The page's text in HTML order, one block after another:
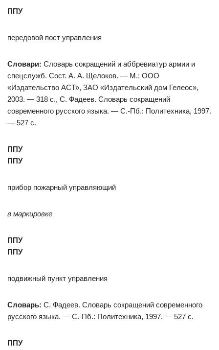
ППУ
передовой пост управления
Словари: Словарь сокращений и аббревиатур армии и
спецслужб. Сост. А. А. Щелоков. — М.: ООО
«Издательство АСТ», ЗАО «Издательский дом Гелеос»,
2003. — 318 с., С. Фадеев. Словарь сокращений
современного русского языка. — С.-Пб.: Политехника, 1997.
— 527 с.
ППУ
ППУ
прибор пожарный управляющий
в маркировке
ППУ
ППУ
подвижный пункт управления
Словарь: С. Фадеев. Словарь сокращений современного
русского языка. — С.-Пб.: Политехника, 1997. — 527 с.
ППУ